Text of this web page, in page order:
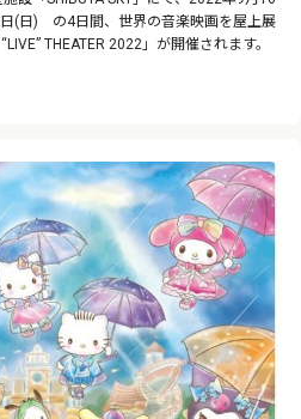
(日) の4日間、世界の音楽映画を屋上展
THEATER 2022」が開催されます。